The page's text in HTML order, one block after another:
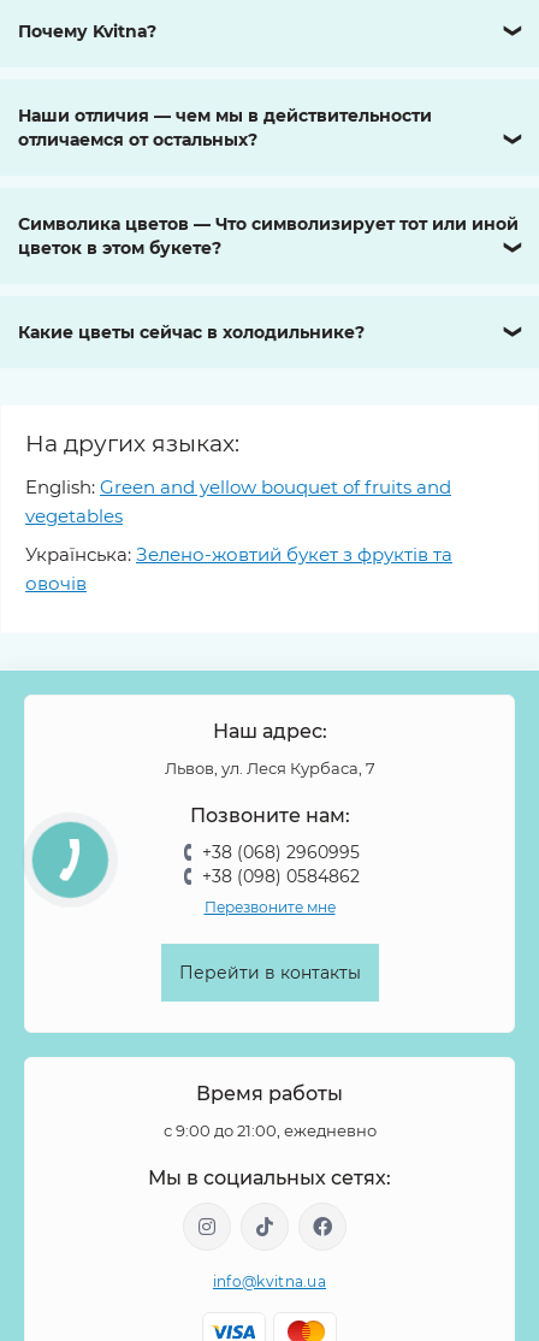
Почему Kvitna? ❯
Наши отличия — чем мы в действительности
отличаемся от остальных?
❯
Символика цветов — Что символизирует тот или иной
цветок в этом букете?
❯
Какие цветы сейчас в холодильнике? ❯
На других языках:
English: Green and yellow bouquet of fruits and
vegetables
Українська: Зелено-жовтий букет з фруктів та
овочів
Наш адрес:
Львов, ул. Леся Курбаса, 7
Позвоните нам:
+38 (068) 2960995
+38 (098) 0584862
Перезвоните мне
Перейти в контакты
Время работы
с 9:00 до 21:00, ежедневно
Мы в социальных сетях:
info@kvitna.ua